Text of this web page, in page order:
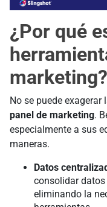
¿Por qué
marketing?
No se puede exagerar
panel de marketing.
especialmente a sus
maneras.
Datos
consolidar
eliminando la